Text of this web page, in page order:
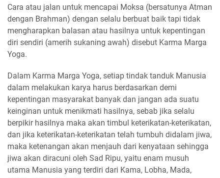
Cara atau jalan untuk mencapai Moksa (bersatunya Atman
dengan Brahman) dengan selalu berbuat baik tapi tidak
mengharapkan balasan atau hasilnya untuk kepentingan
diri sendiri (amerih sukaning awah) disebut Karma Marga
Yoga.
Dalam Karma Marga Yoga, setiap tindak tanduk Manusia
dalam melakukan karya harus berdasarkan demi
kepentingan masyarakat banyak dan jangan ada suatu
keinginan untuk menikmati hasilnya, sebab jika selalu
berpikir hasilnya maka akan timbul keterikatan-keterikatan,
dan jika keterikatan-keterikatan telah tumbuh didalam jiwa,
maka ketenangan akan menjauh dari kenyataan sehingga
jiwa akan diracuni oleh Sad Ripu, yaitu enam musuh
utama Manusia yang terdiri dari Kama, Lobha, Mada,